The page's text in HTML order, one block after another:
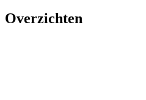
Overzichten